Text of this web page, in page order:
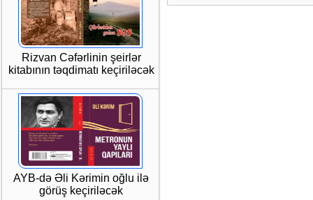
Rizvan Cəfərlinin şeirlər
kitabının təqdimatı keçiriləcək
AYB-də Əli Kərimin oğlu ilə
görüş keçiriləcək